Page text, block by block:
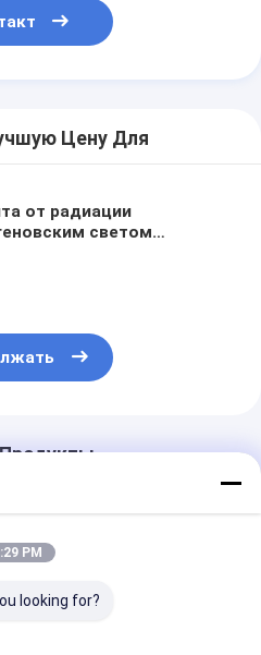
Цену Для
от радиации
светом
PM
looking for?